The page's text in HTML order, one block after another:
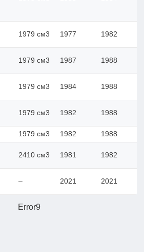
1979 см3 1977 1982
1979 см3 1987 1988
1979 см3 1984 1988
1979 см3 1982 1988
1979 см3 1982 1988
2410 см3 1981 1982
– 2021 2021
Error9